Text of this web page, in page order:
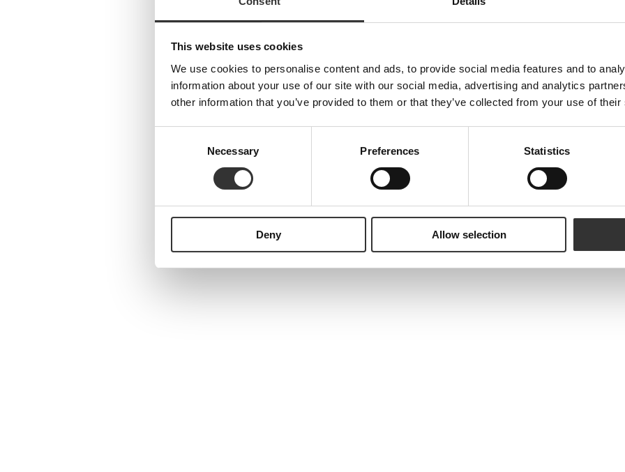
This website uses cookies
We use cookies to personalise content and ads, to provide social media features and to
information about your use of our site with our social media, advertising and analytics
other information that you’ve provided to them or that they’ve collected from your use of
Necessary Preferences Statistics
Deny Allow selection
Förnamn
Prenumerera